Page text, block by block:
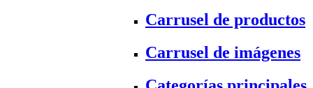
Carrusel de productos
Carrusel de imágenes